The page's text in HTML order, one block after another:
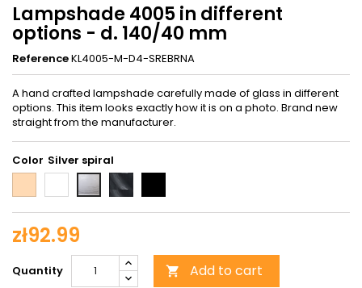
Lampshade 4005 in different
options - d. 140/40 mm
ReferenceKL4005-M-D4-SREBRNA
A hand crafted lampshade carefully made of glass in different
options. This item looks exactly how it is on a photo. Brand new
straight from the manufacturer.
Color
White
shiny
Silver
spiral glass transparent
zł92.99
Quantity  Add to cart